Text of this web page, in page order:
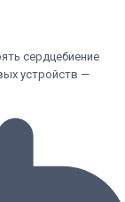
сердцебиение
устройств —